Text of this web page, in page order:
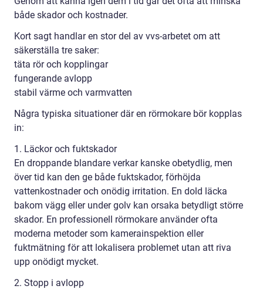
både skador och kostnader.
Kort sagt handlar en stor del av vvs-arbetet om att
säkerställa tre saker:
täta rör och kopplingar
fungerande avlopp
stabil värme och varmvatten
Några typiska situationer där en rörmokare bör kopplas
in:
1. Läckor och fuktskador
En droppande blandare verkar kanske obetydlig, men
över tid kan den ge både fuktskador, förhöjda
vattenkostnader och onödig irritation. En dold läcka
bakom vägg eller under golv kan orsaka betydligt större
skador. En professionell rörmokare använder ofta
moderna metoder som kamerainspektion eller
fuktmätning för att lokalisera problemet utan att riva
upp onödigt mycket.
2. Stopp i avlopp